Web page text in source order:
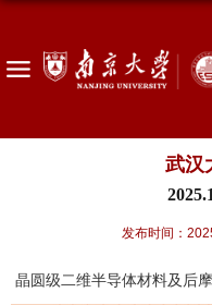
武汉
发布时间：
晶圆级二维半导体材料及后